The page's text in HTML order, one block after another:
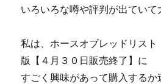
いろいろな噂や評判が出ていて
私は、ホースオブレッドリス
版【４月３０日販売終了】に
すごく興味があって購入するか